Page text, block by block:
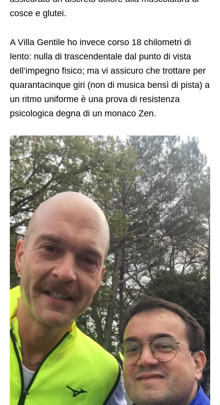
cosce e glutei.
A Villa Gentile ho invece corso 18 chilometri di
lento: nulla di trascendentale dal punto di vista
dell’impegno fisico; ma vi assicuro che trottare per
quarantacinque giri (non di musica bensì di pista) a
un ritmo uniforme è una prova di resistenza
psicologica degna di un monaco Zen.